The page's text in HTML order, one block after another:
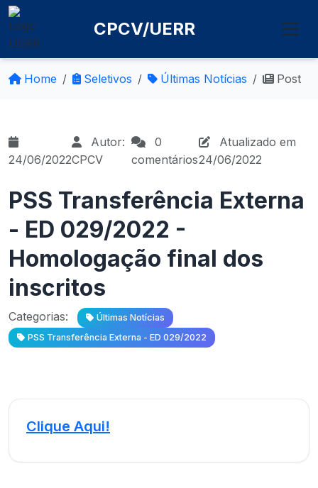
CPCV/UERR
Home Seletivos Últimas Notícias Post
24/06/2022
Autor:
CPCV
0
comentários
Atualizado em
24/06/2022
PSS Transferência Externa
- ED 029/2022 -
Homologação final dos
inscritos
Categorias:
Últimas Notícias
PSS Transferência Externa - ED 029/2022
Clique Aqui!